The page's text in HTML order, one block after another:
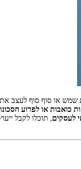
שמש או סוף סוף לעצב
כואבות או לפרוע
לעסקים, תוכלו לקבל